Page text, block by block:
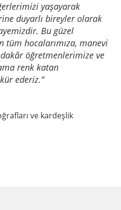
yaşayarak
duyarlı bireyler olarak
Bu güzel
tüm hocalarımıza, manevi
öğretmenlerimize ve
renk katan
ederiz."
ve kardeşlik